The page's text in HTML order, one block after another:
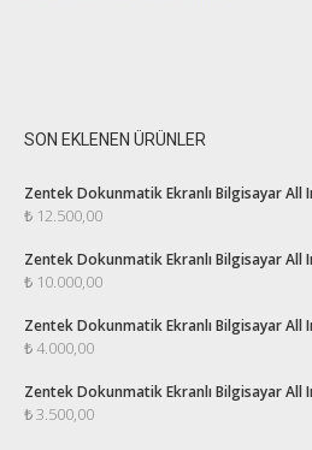
SON EKLENEN ÜRÜNLER
Zentek Dokunmatik Ekranlı Bilgisayar All
₺ 12.500,00
Zentek Dokunmatik Ekranlı Bilgisayar All
₺ 10.000,00
Zentek Dokunmatik Ekranlı Bilgisayar All
₺4.000,00
Zentek Dokunmatik Ekranlı Bilgisayar All
₺3.500,00